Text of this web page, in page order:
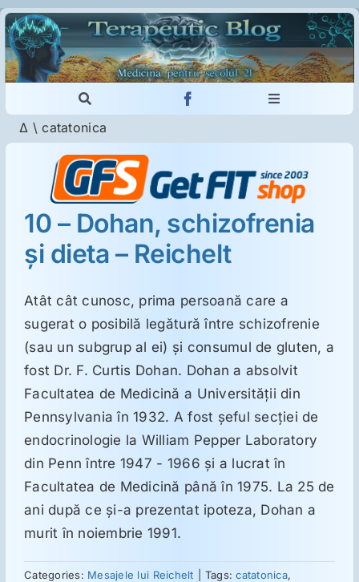
Skip
to
content
Toggle
Navigation
Cautare...
Toggle
Imunologie
Dermatologie
Psihiatrie
Neurologie
Intoleranţa la gluten
Reumatologie
Ginecologie
Mesajele lui Reichelt
Δ \ catatonica
10 – Dohan, schizofrenia
şi dieta – Reichelt
Atât cât cunosc, prima persoană care a
sugerat o posibilă legătură între schizofrenie
(sau un subgrup al ei) şi consumul de gluten, a
fost Dr. F. Curtis Dohan. Dohan a absolvit
Facultatea de Medicină a Universităţii din
Pennsylvania în 1932. A fost şeful secţiei de
endocrinologie la William Pepper Laboratory
din Penn între 1947 - 1966 şi a lucrat în
Facultatea de Medicină până în 1975. La 25 de
ani după ce şi-a prezentat ipoteza, Dohan a
murit în noiembrie 1991.
Categories: Mesajele lui Reichelt Tags:catatonica,